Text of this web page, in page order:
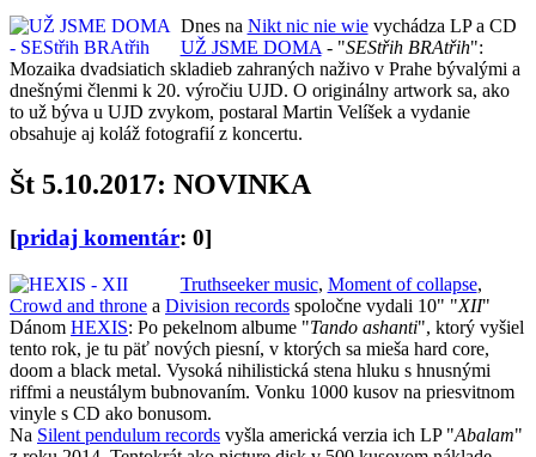
Dnes na Nikt nic nie wievychádza LP a CD
UŽ JSME DOMA - "SEStřih BRAtřih":
Mozaika dvadsiatich skladieb zahraných naživo v Prahe bývalými a
dnešnými členmi k 20. výročiu UJD. O originálny artwork sa, ako
to už býva u UJD zvykom, postaral Martin Velíšek a vydanie
obsahuje aj koláž fotografií z koncertu.
Št 5.10.2017: NOVINKA
[pridaj komentár: 0]
Truthseeker music, Moment of collapse,
Crowd and throne a Division records spoločne vydali 10" "XII"
Dánom HEXIS: Po pekelnom albume "Tando ashanti", ktorý vyšiel
tento rok, je tu päť nových piesní, v ktorých sa mieša hard core,
doom a black metal. Vysoká nihilistická stena hluku s hnusnými
riffmi a neustálym bubnovaním. Vonku 1000 kusov na priesvitnom
vinyle s CD ako bonusom.
Na Silent pendulum records vyšla americká verzia ich LP "Abalam"